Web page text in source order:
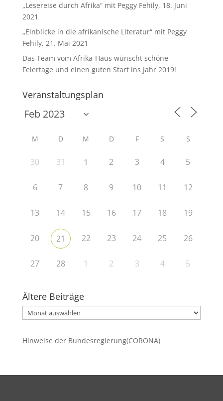
„Lesereise durch Afrika“ mit Peggy Fehily, 18. Juni
2021
„Einblicke in die afrikanische Literatur“ mit Peggy
Fehily, 21. Mai 2021
Das Team vom Afrika-Haus wünscht schöne
Feiertage und einen guten Start ins Jahr 2019!
Veranstaltungsplan
M D M D F S S
30 31 1 2 3 4 5
6 7 8 9 10 11 12
13 14 15 16 17 18 19
20 21 22 23 24 25 26
27 28 1 2 3 4 5
Ältere Beiträge
Ältere
Beiträge
Hinweise der Bundesregierung(CORONA)